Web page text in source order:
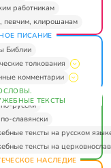
работникам
певчим, клирошанам
ПИСАНИЕ
Библии
толкования
комментарии
ТЕКСТЫ
русски
славянски
тексты на русском
тексты на
НАСЛЕДИЕ